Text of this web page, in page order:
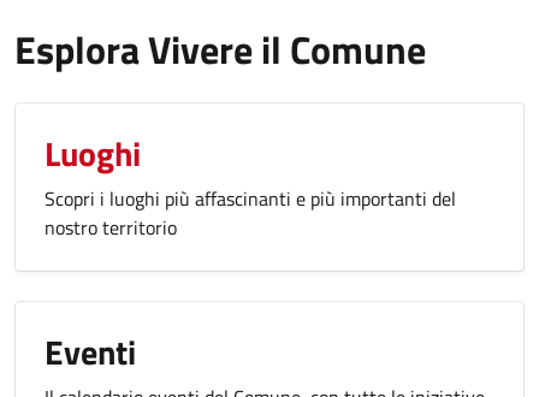
Esplora Vivere il Comune
Luoghi
Scopri i luoghi più affascinanti e più importanti del
nostro territorio
Eventi